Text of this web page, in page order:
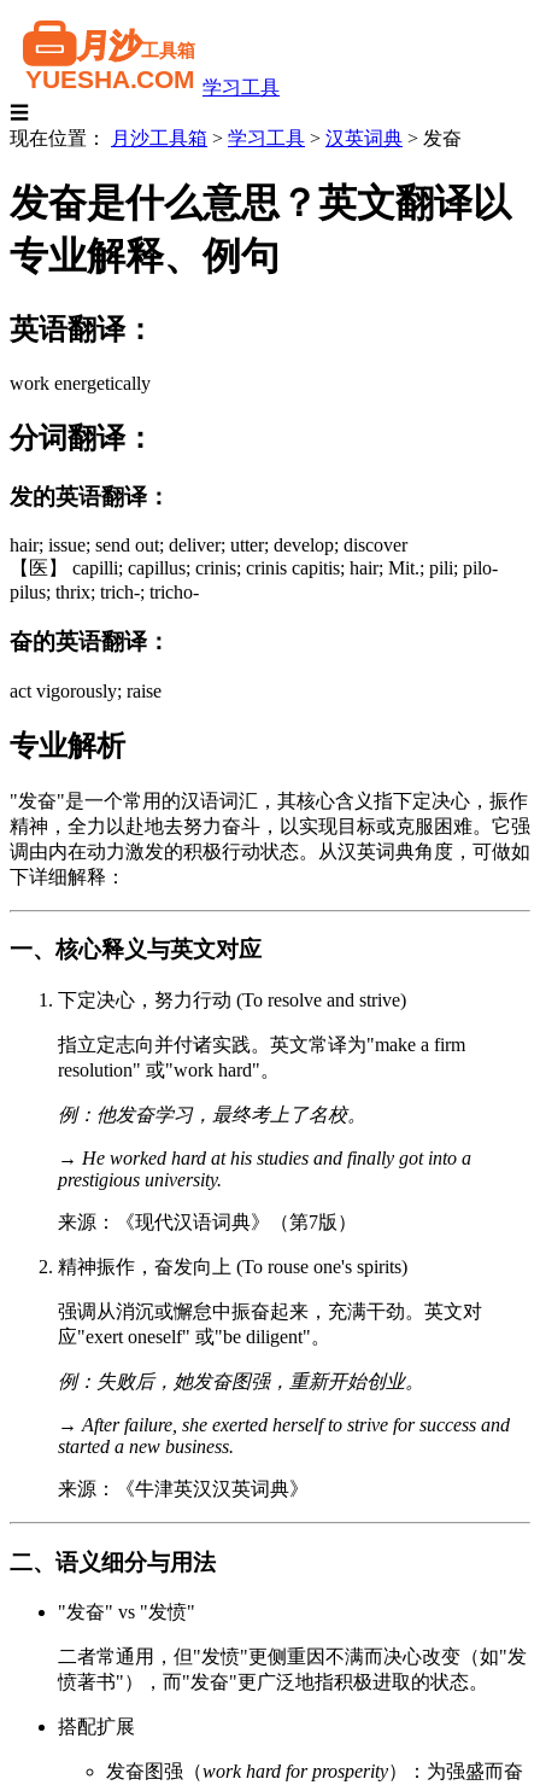
学习工具
☰
现在位置：
月沙工具箱 > 学习工具 > 汉英词典 > 发奋
发奋是什么意思？英文翻译以
专业解释、例句
英语翻译：
work energetically
分词翻译：
发的英语翻译：
hair; issue; send out; deliver; utter; develop; discover
【医】 capilli; capillus; crinis; crinis capitis; hair; Mit.; pili; pilo-
pilus; thrix; trich-; tricho-
奋的英语翻译：
act vigorously; raise
专业解析
"发奋"是一个常用的汉语词汇，其核心含义指下定决心，振作
精神，全力以赴地去努力奋斗，以实现目标或克服困难。它强
调由内在动力激发的积极行动状态。从汉英词典角度，可做如
下详细解释：
一、核心释义与英文对应
下定决心，努力行动 (To resolve and strive)
指立定志向并付诸实践。英文常译为"make a firm
resolution" 或"work hard"。
例：他发奋学习，最终考上了名校。
→ He worked hard at his studies and finally got into a
prestigious university.
来源：《现代汉语词典》（第7版）
精神振作，奋发向上 (To rouse one's spirits)
强调从消沉或懈怠中振奋起来，充满干劲。英文对
应"exert oneself" 或"be diligent"。
例：失败后，她发奋图强，重新开始创业。
→ After failure, she exerted herself to strive for success and
started a new business.
来源：《牛津英汉汉英词典》
二、语义细分与用法
"发奋" vs "发愤"
二者常通用，但"发愤"更侧重因不满而决心改变（如"发
愤著书"），而"发奋"更广泛地指积极进取的状态。
搭配扩展
发奋图强（work hard for prosperity）：为强盛而奋